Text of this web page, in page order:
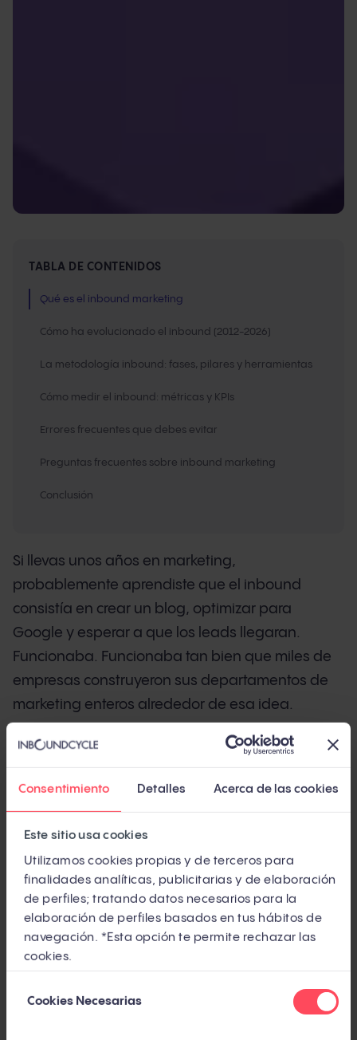
Consentimiento Detalles Acerca de las cookies
Este sitio usa cookies
Utilizamos cookies propias y de terceros para
finalidades analíticas, publicitarias y de elaboración
de perfiles; tratando datos necesarios para la
elaboración de perfiles basados en tus hábitos de
navegación. *Esta opción te permite rechazar las
cookies.
deCookies Necesarias
TABLA DE CONTENIDOS
Qué es el inbound marketing
Cómo ha evolucionado el inbound (2012-2026)
La metodología inbound: fases, pilares y herramientas
Cómo medir el inbound: métricas y KPIs
Errores frecuentes que debes evitar
Preguntas frecuentes sobre inbound marketing
Conclusión
Si llevas unos años en marketing,
probablemente aprendiste que el inbound
consistía en crear un blog, optimizar para
Google y esperar a que los leads llegaran.
Funcionaba. Funcionaba tan bien que miles de
empresas construyeron sus departamentos de
marketing enteros alrededor de esa idea.
Pero el inbound que conocías ha cambiado. El
no generan ningún clic (SparkToro, 2024,
independiente). ChatGPT procesa entre 250 y
500 millones de consultas a la semana
(Similarweb, 2025, independiente). Y los
compradores B2B completan más del 70% de su
investigación antes de hablar con un comercial
(Forrester, independiente).
Significa que ha mutado. Y si tu estrategia sigue